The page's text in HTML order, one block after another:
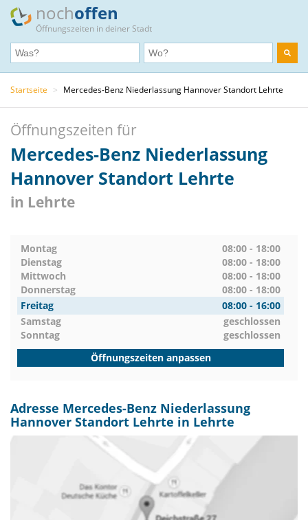
nochoffen
Öffnungszeiten in deiner Stadt
Startseite > Mercedes-Benz Niederlassung Hannover Standort Lehrte
Öffnungszeiten für
Mercedes-Benz Niederlassung
Hannover Standort Lehrte
in Lehrte
Montag
08:00 - 18:00
Dienstag
08:00 - 18:00
Mittwoch
08:00 - 18:00
Donnerstag
08:00 - 18:00
Freitag
08:00 - 16:00
Samstag
geschlossen
Sonntag
geschlossen
Öffnungszeiten anpassen
Adresse Mercedes-Benz Niederlassung
Hannover Standort Lehrte in Lehrte